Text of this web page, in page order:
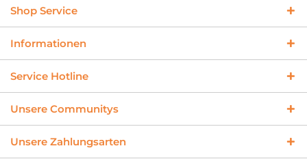
Shop Service
Informationen
Service Hotline
Unsere Communitys
Unsere Zahlungsarten